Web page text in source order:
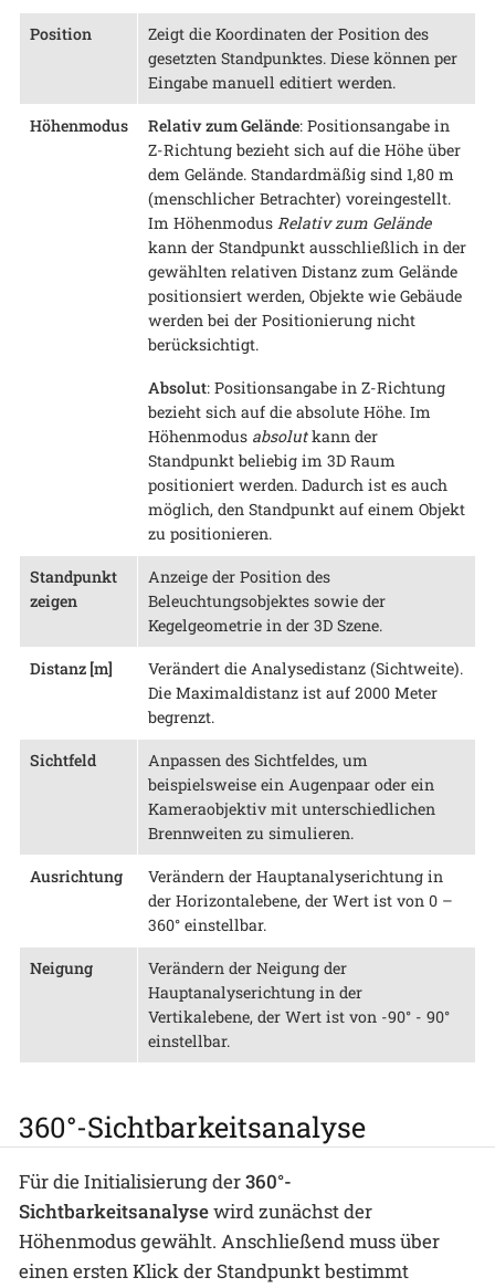
Position
Zeigt die Koordinaten der Position des
gesetzten Standpunktes. Diese können per
Eingabe manuell editiert werden.
Höhenmodus Relativ zum Gelände: Positionsangabe in
Z-Richtung bezieht sich auf die Höhe über
dem Gelände. Standardmäßig sind 1,80 m
(menschlicher Betrachter) voreingestellt.
Im Höhenmodus Relativ zum Gelände
kann der Standpunkt ausschließlich in der
gewählten relativen Distanz zum Gelände
positionsiert werden, Objekte wie Gebäude
werden bei der Positionierung nicht
berücksichtigt.
Absolut: Positionsangabe in Z-Richtung
bezieht sich auf die absolute Höhe. Im
Höhenmodus absolutkann der
Standpunkt beliebig im 3D Raum
positioniert werden. Dadurch ist es auch
möglich, den Standpunkt auf einem Objekt
zu positionieren.
Standpunkt
zeigen
Anzeige der Position des
Beleuchtungsobjektes sowie der
Kegelgeometrie in der 3D Szene.
Distanz [m]
Verändert die Analysedistanz (Sichtweite).
Die Maximaldistanz ist auf 2000 Meter
begrenzt.
Sichtfeld
Anpassen des Sichtfeldes, um
beispielsweise ein Augenpaar oder ein
Kameraobjektiv mit unterschiedlichen
Brennweiten zu simulieren.
Ausrichtung
Verändern der Hauptanalyserichtung in
der Horizontalebene, der Wert ist von 0 –
360° einstellbar.
Neigung
Verändern der Neigung der
Hauptanalyserichtung in der
Vertikalebene, der Wert ist von -90° - 90°
einstellbar.
360°-Sichtbarkeitsanalyse
Für die Initialisierung der360°-
Sichtbarkeitsanalysewird zunächst der
Höhenmodus gewählt. Anschließend muss über
einen ersten Klick der Standpunkt bestimmt